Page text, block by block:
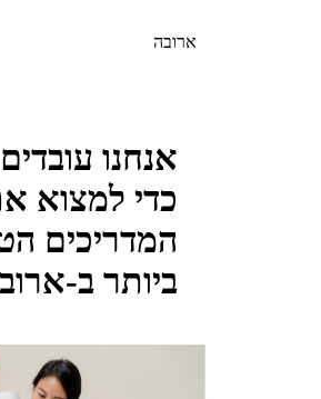
ארובה
אנחנו
כדי למצוא
המדריכים
ביותר ב-